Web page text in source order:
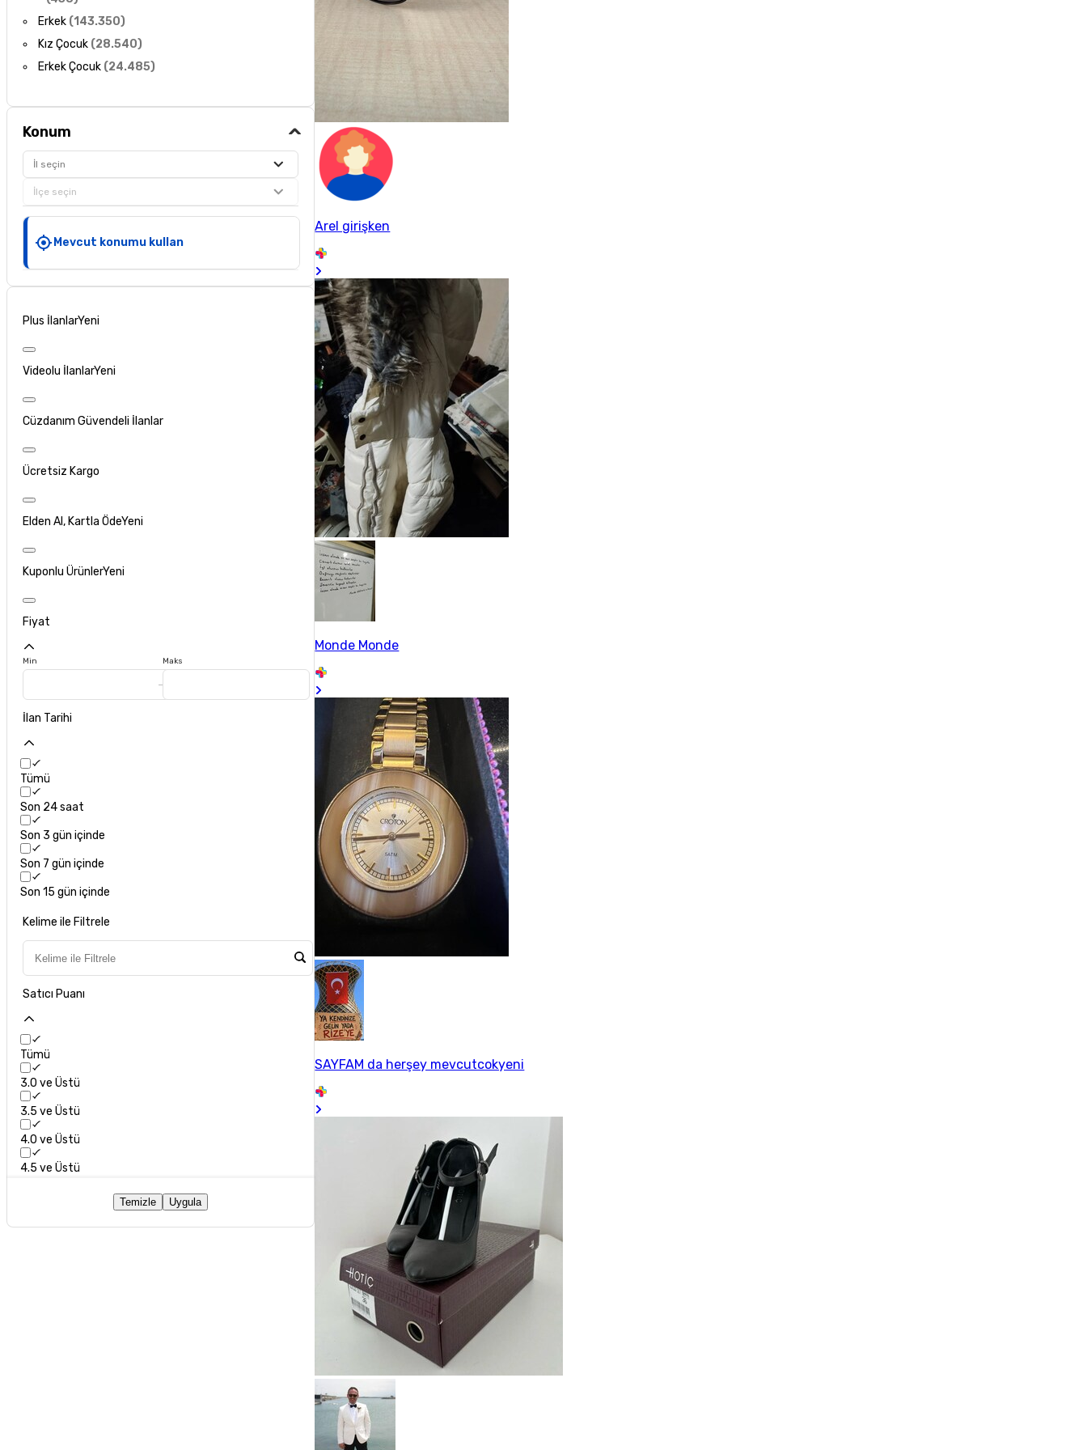
Erkek (143.350)
Kız Çocuk (28.540)
Erkek Çocuk (24.485)
Konum
İl seçin
İlçe seçin
Mevcut konumu kullan
Plus İlanlarYeni
Videolu İlanlarYeni
Cüzdanım Güvendeli İlanlar
Ücretsiz Kargo
Elden Al, Kartla ÖdeYeni
Kuponlu ÜrünlerYeni
Fiyat
Min Maks
İlan Tarihi
Tümü
Son 24 saat
Son 3 gün içinde
Son 7 gün içinde
Son 15 gün içinde
Kelime ile Filtrele
Satıcı Puanı
Tümü
3.0 ve Üstü
3.5 ve Üstü
4.0 ve Üstü
4.5 ve Üstü
Temizle Uygula
Arel girişken
Monde Monde
SAYFAM da herşey mevcutcokyeni